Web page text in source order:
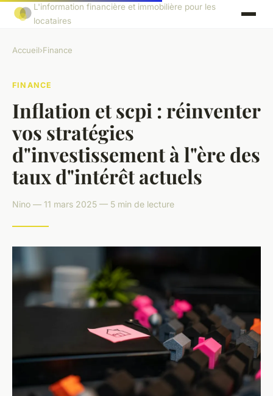
L'information financière et immobilière pour les
locataires
Accueil›Finance
FINANCE
Inflation et scpi : réinventer
vos stratégies
d"investissement à l"ère des
taux d"intérêt actuels
Nino — 11 mars 2025 — 5 min de lecture